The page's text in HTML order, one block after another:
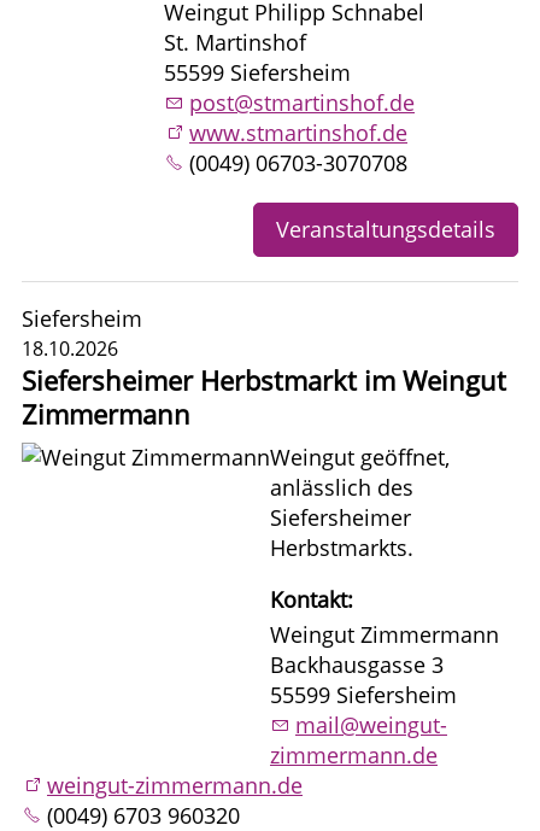
Weingut Philipp Schnabel
St. Martinshof
55599 Siefersheim
post@stmartinshof.de
www.stmartinshof.de
(0049) 06703-3070708
Veranstaltungsdetails
Siefersheim
18.10.2026
Siefersheimer Herbstmarkt im Weingut
Zimmermann
Weingut geöffnet,
anlässlich des
Siefersheimer
Herbstmarkts.
Kontakt:
Weingut Zimmermann
Backhausgasse 3
55599 Siefersheim
mail@weingut-
zimmermann.de
weingut-zimmermann.de
(0049) 6703 960320